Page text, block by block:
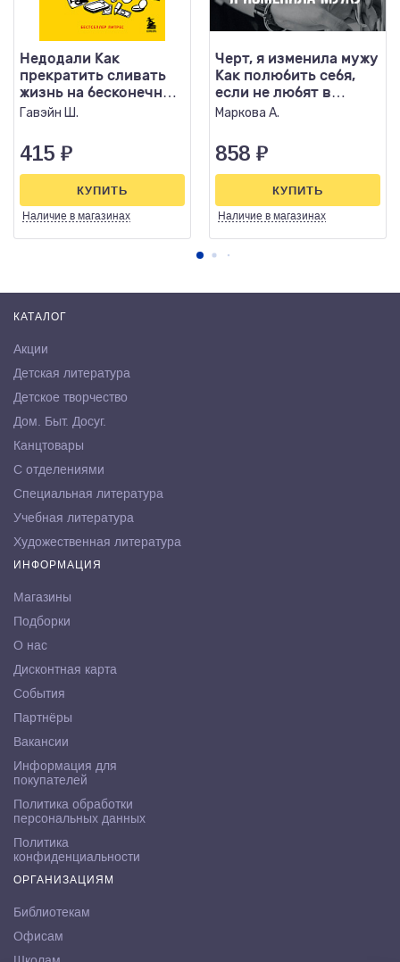
Недодали Как
прекратить сливать
жизнь на бесконечное
недовольство и
Гавэйн Ш.
415 ₽
Наличие в магазинах
КУПИТЬ
Черт, я изменила мужу
Как полюбить себя,
если не любят в
отношениях
Маркова А.
858 ₽
Наличие в магазинах
КУПИТЬ
КАТАЛОГ
Акции
Детская литература
Детское творчество
Дом. Быт. Досуг.
Канцтовары
С отделениями
Специальная литература
Учебная литература
Художественная литература
ИНФОРМАЦИЯ
Магазины
Подборки
О нас
Дисконтная карта
События
Партнёры
Вакансии
Информация для
покупателей
Политика обработки
персональных данных
Политика
конфиденциальности
ОРГАНИЗАЦИЯМ
Библиотекам
Офисам